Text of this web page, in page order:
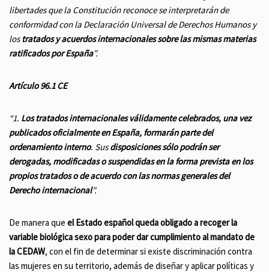
libertades que la Constitución reconoce se interpretarán de
conformidad con la Declaración Universal de Derechos Humanos y
los tratados y acuerdos internacionales sobre las mismas materias
ratificados por España”.
Artículo 96.1 CE
“1. Los tratados internacionales válidamente celebrados, una vez
publicados oficialmente en España, formarán parte del
ordenamiento interno. Susdisposicionessólopodrán ser
derogadas, modificadas o suspendidas en la forma prevista en los
propios tratados o de acuerdo con las normas generales del
Derecho internacional”.
De manera que el Estado español queda obligado a recoger la
variable biológica sexo para poder dar cumplimiento al mandato de
la CEDAW, con el fin de determinar si existe discriminación contra
las mujeres en su territorio, además de diseñar y aplicar políticas y